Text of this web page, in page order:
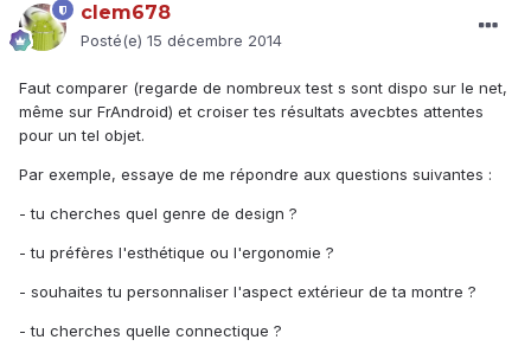
clem678
Posté(e) 15 décembre 2014
Faut comparer (regarde de nombreux test s sont dispo sur le net,
même sur FrAndroid) et croiser tes résultats avecbtes attentes
pour un tel objet.
Par exemple, essaye de me répondre aux questions suivantes :
- tu cherches quel genre de design ?
- tu préfères l'esthétique ou l'ergonomie ?
- souhaites tu personnaliser l'aspect extérieur de ta montre ?
- tu cherches quelle connectique ?